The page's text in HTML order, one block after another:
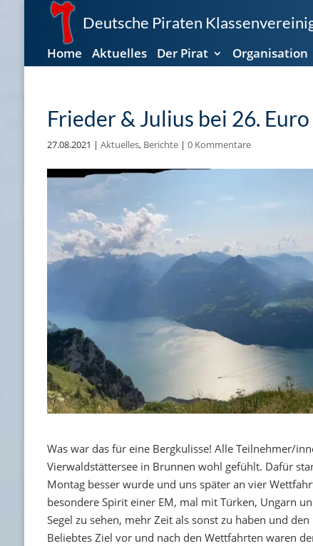
Deutsche Piraten
Home Aktuelles Der Pirat Organisation
Frieder & Julius bei 26.
27.08.2021 | Aktuelles, Berichte| 0 Kommentare
Was war das für eine Bergkulisse! Alle Teilnehmer/
Vierwaldstättersee in Brunnen wohl gefühlt. Dafür
Montag besser wurde und uns später an vier
besondere Spirit einer EM, mal mit Türken, Ungarn
Segel zu sehen, mehr Zeit als sonst zu haben und
Beliebtes Ziel vor und nach den Wettfahrten waren